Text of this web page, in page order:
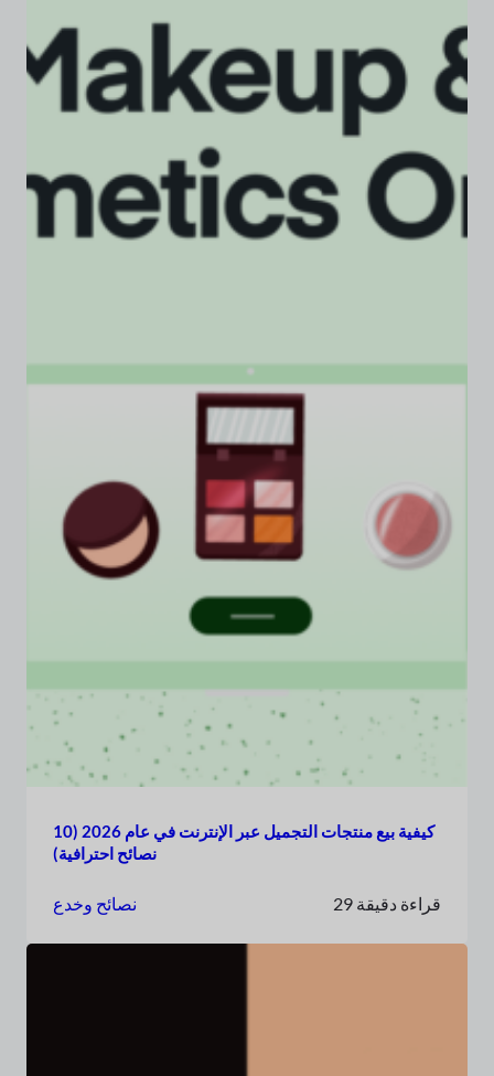
كيفية بيع منتجات التجميل عبر الإنترنت في عام 2026 (10
نصائح احترافية)
نصائح وخدع 29 قراءة دقيقة